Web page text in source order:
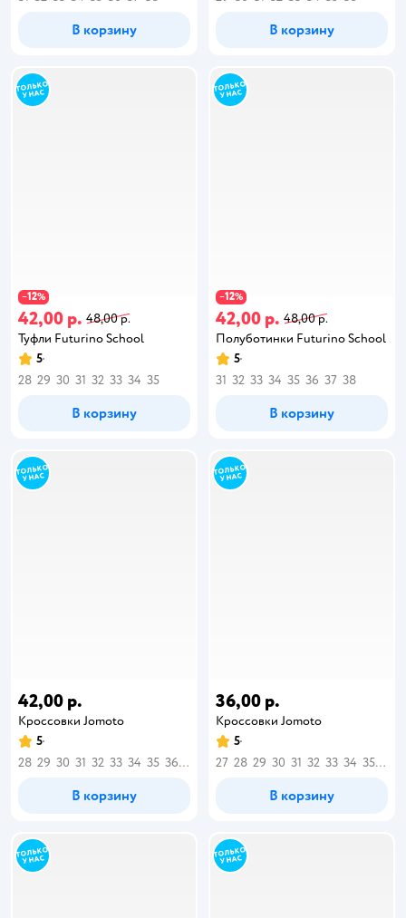
В корзину В корзину
−12%
42,00 р. 48,00 р.
Туфли Futurino School
5
28 29 30 31 32 33 34 35
В корзину
−12%
42,00 р. 48,00 р.
Полуботинки Futurino School
5
31 32 33 34 35 36 37 38
В корзину
42,00 р.
Кроссовки Jomoto
5
28 29 30 31 32 33 34 35 36 37
В корзину
36,00 р.
Кроссовки Jomoto
5
27 28 29 30 31 32 33 34 35 36
В корзину